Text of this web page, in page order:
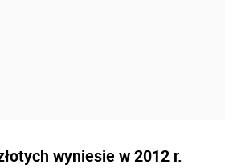
wyniesie w 2012 r.